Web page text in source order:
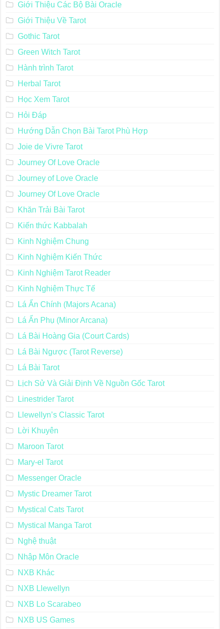
Giới Thiệu Các Bộ Bài Oracle
Giới Thiệu Về Tarot
Gothic Tarot
Green Witch Tarot
Hành trình Tarot
Herbal Tarot
Học Xem Tarot
Hỏi Đáp
Hướng Dẫn Chọn Bài Tarot Phù Hợp
Joie de Vivre Tarot
Journey Of Love Oracle
Journey of Love Oracle
Journey Of Love Oracle
Khăn Trải Bài Tarot
Kiến thức Kabbalah
Kinh Nghiệm Chung
Kinh Nghiệm Kiến Thức
Kinh Nghiệm Tarot Reader
Kinh Nghiệm Thực Tế
Lá Ẩn Chính (Majors Acana)
Lá Ẩn Phụ (Minor Arcana)
Lá Bài Hoàng Gia (Court Cards)
Lá Bài Ngược (Tarot Reverse)
Lá Bài Tarot
Lịch Sử Và Giải Định Về Nguồn Gốc Tarot
Linestrider Tarot
Llewellyn’s Classic Tarot
Lời Khuyên
Maroon Tarot
Mary-el Tarot
Messenger Oracle
Mystic Dreamer Tarot
Mystical Cats Tarot
Mystical Manga Tarot
Nghệ thuật
Nhập Môn Oracle
NXB Khác
NXB Llewellyn
NXB Lo Scarabeo
NXB US Games